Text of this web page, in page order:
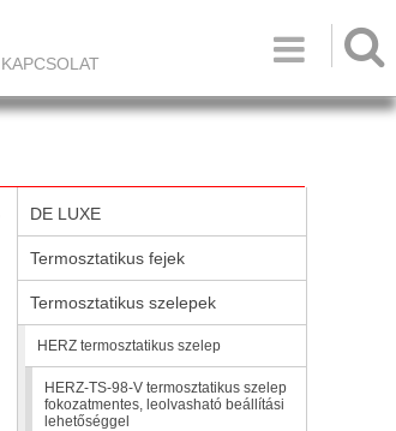

KAPCSOLAT
DE LUXE
Termosztatikus fejek
Termosztatikus szelepek
HERZ termosztatikus szelep
HERZ-TS-98-V termosztatikus szelep
fokozatmentes, leolvasható beállítási
lehetőséggel